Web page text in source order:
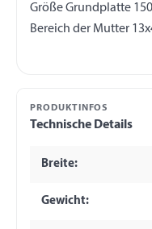
Größe Grundplatte
PRODUKTINFOS
Technische Details
Breite:
Gewicht: